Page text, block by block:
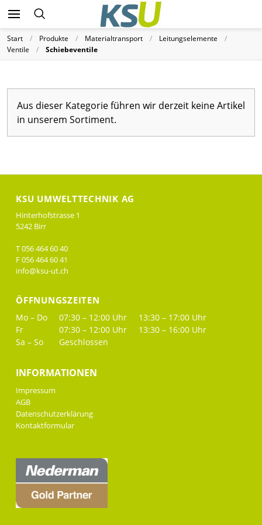
Start Produkte Materialtransport
Leitungselemente
Ventile
Schiebeventile
Aus dieser Kategorie führen wir derzeit keine Artikel
in unserem Sortiment.
KSU UMWELTTECHNIK AG
Hinterhofstrasse 1
5242 Birr
T 056 464 60 40
F 056 464 60 41
info@ksu-ut.ch
ÖFFNUNGSZEITEN
Mo – Do 07:30 – 12:00 Uhr
13:30 – 17:00 Uhr
Fr
07:30 – 12:00 Uhr
13:30 – 16:00 Uhr
Sa – So
Geschlossen
INFORMATIONEN
Impressum
AGB
Datenschutzerklärung
Kontaktformular